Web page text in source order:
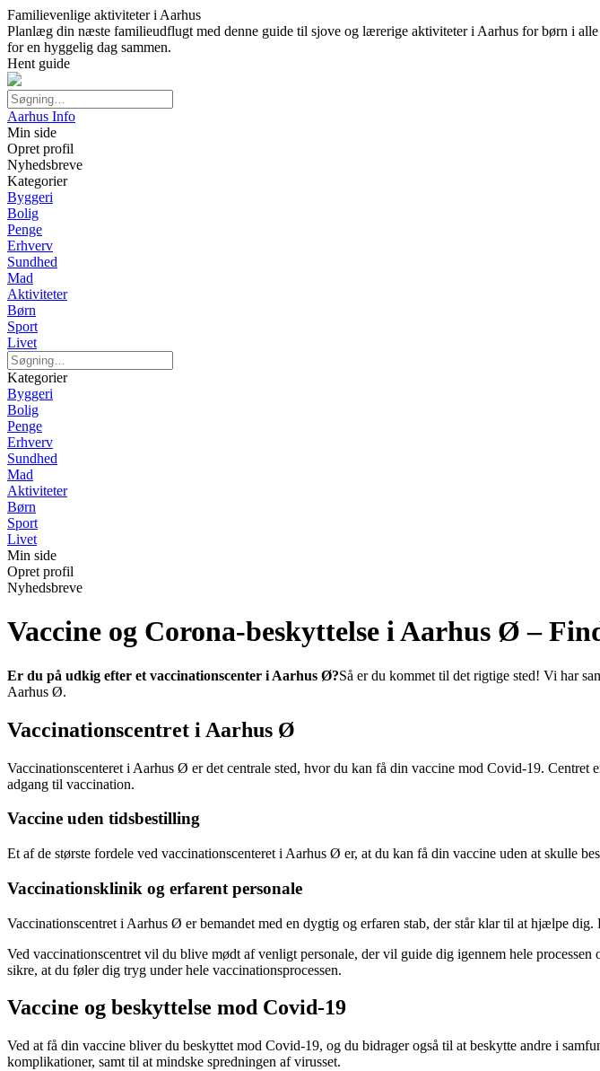
Familievenlige aktiviteter i Aarhus
Planlæg din næste familieudflugt med denne guide til sjove og lærerige aktiviteter i Aarhus for børn i
for en hyggelig dag sammen.
Hent guide
Aarhus Info
Min side
Opret profil
Nyhedsbreve
Kategorier
Byggeri
Bolig
Penge
Erhverv
Sundhed
Mad
Aktiviteter
Børn
Sport
Livet
Kategorier
Byggeri
Bolig
Penge
Erhverv
Sundhed
Mad
Aktiviteter
Børn
Sport
Livet
Min side
Opret profil
Nyhedsbreve
Vaccine og Corona-beskyttelse i Aarhus Ø –
Er du på udkig efter et vaccinationscenter i Aarhus Ø?Så er du kommet til det rigtige sted! Vi har
Aarhus Ø.
Vaccinationscentret i Aarhus Ø
Vaccinationscenteret i Aarhus Ø er det centrale sted, hvor du kan få din vaccine mod Covid-19.
adgang til vaccination.
Vaccine uden tidsbestilling
Et af de største fordele ved vaccinationscenteret i Aarhus Ø er, at du kan få din vaccine uden at skulle
Vaccinationsklinik og erfarent personale
Vaccinationscentret i Aarhus Ø er bemandet med en dygtig og erfaren stab, der står klar til at hjælpe
Ved vaccinationscentret vil du blive mødt af venligt personale, der vil guide dig igennem hele
sikre, at du føler dig tryg under hele vaccinationsprocessen.
Vaccine og beskyttelse mod Covid-19
Ved at få din vaccine bliver du beskyttet mod Covid-19, og du bidrager også til at beskytte andre i
komplikationer, samt til at mindske spredningen af virusset.